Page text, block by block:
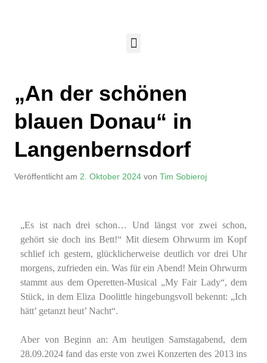
„An der schönen
blauen Donau“ in
Langenbernsdorf
Veröffentlicht am 2. Oktober 2024 von Tim Sobieroj
„Es ist nach drei schon… Und längst vor zwei schon,
gehört sie doch ins Bett!“ Mit diesem Ohrwurm im Kopf
schlief ich gestern, glücklicherweise deutlich vor drei Uhr
morgens, zufrieden ein. Was für ein Abend! Mein Ohrwurm
stammt aus dem Operetten-Musical „My Fair Lady“, dem
Stück, in dem Eliza Doolittle hingebungsvoll bekennt: „Ich
hätt’ getanzt heut’ Nacht“.
Aber von Beginn an: Am heutigen Samstagabend, dem
28.09.2024 fand das erste von zwei Konzerten des 2013 ins